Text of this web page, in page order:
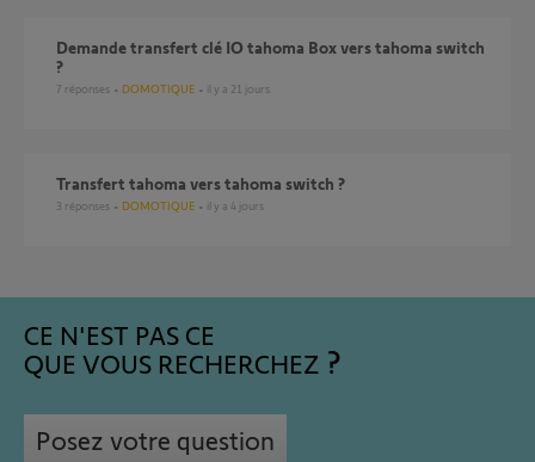
Demande transfert clé IO tahoma Box vers tahoma switch
?
7 réponses DOMOTIQUE il y a 21 jours
Transfert tahoma vers tahoma switch ?
3 réponses DOMOTIQUE il y a 4 jours
CE N'EST PAS CE
QUE VOUS RECHERCHEZ
Posez votre question